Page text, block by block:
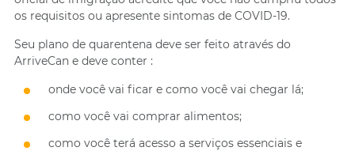
os requisitos ou apresente sintomas de COVID-19.
Seu plano de quarentena deve ser feito através do
ArriveCan e deve conter :
onde você vai ficar e como você vai chegar lá;
como você vai comprar alimentos;
como você terá acesso a serviços essenciais e